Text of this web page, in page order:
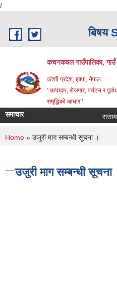
/
बिषय
कचनकवल गाउँपालिका, गाउँ
कोशी प्रदेश, झापा, नेपाल
‘‘उत्पादन, रोजगार, पर्यटन र
समृद्धिको आधार’’
समाचार
You are here
Home » उजुरी माग सम्बन्धी सूचना ।
उजुरी माग सम्बन्धी सूचना